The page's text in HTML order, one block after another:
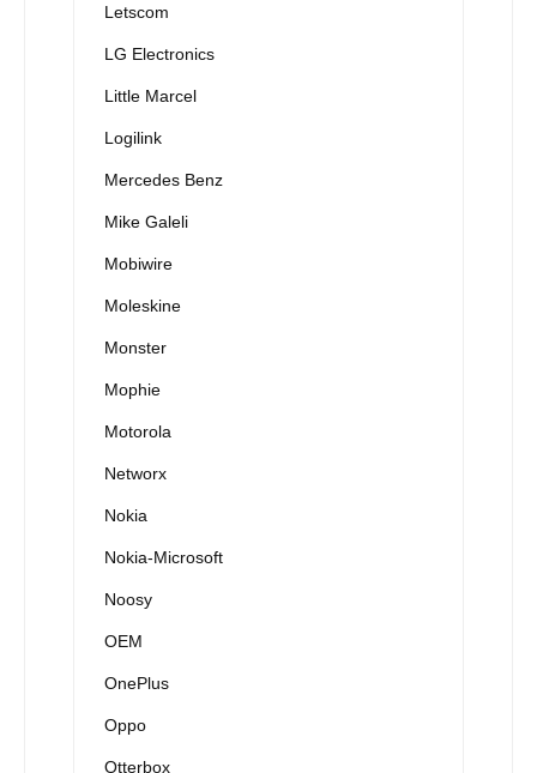
Letscom
LG Electronics
Little Marcel
Logilink
Mercedes Benz
Mike Galeli
Mobiwire
Moleskine
Monster
Mophie
Motorola
Networx
Nokia
Nokia-Microsoft
Noosy
OEM
OnePlus
Oppo
Otterbox